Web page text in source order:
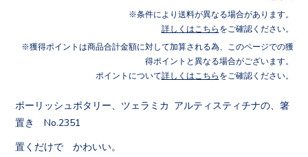
条件により送料が異なる場合があります。
詳しくはこちら をご確認ください。
獲得ポイントは商品合計金額に対して加算される為、このページでの獲
得ポイントと異なる場合がございます。
ポイントについて詳しくはこちら をご確認ください。
ポーリッシュポタリー、ツェラミカ アルティスティチナの、箸
置き No.2351
置くだけで かわいい。